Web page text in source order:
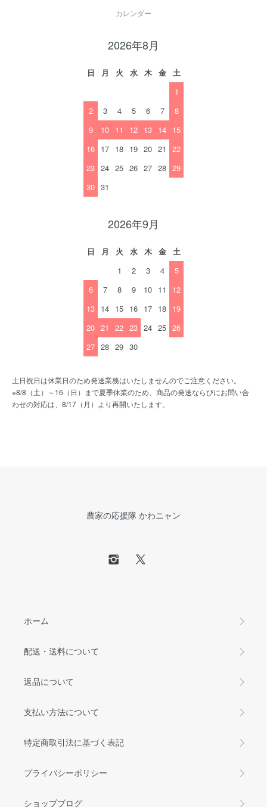
カレンダー
2026年8月
日 月 火 水 木 金
土
1
2
3 4 5 6 7
8
9
10 11 12 13 14 15
16 17 18 19 20 21
22
23 24 25 26 27 28 29
30 31
2026年9月
日 月 火 水 木 金
土
1
2 3 4
5
6
7 8 9 10 11
12
13 14 15 16 17 18 19
20 21 22 23 24 25 26
27 28 29 30
土日祝日は休業日のため発送業務はいたしませんのでご注意ください。
※8/8（土）～16（日）まで夏季休業のため、商品の発送ならびにお問い合
わせの対応は、8/17（月）より再開いたします。
農家の応援隊 かわニャン
ホーム
配送・送料について
返品について
支払い方法について
特定商取引法に基づく表記
プライバシーポリシー
ショップブログ